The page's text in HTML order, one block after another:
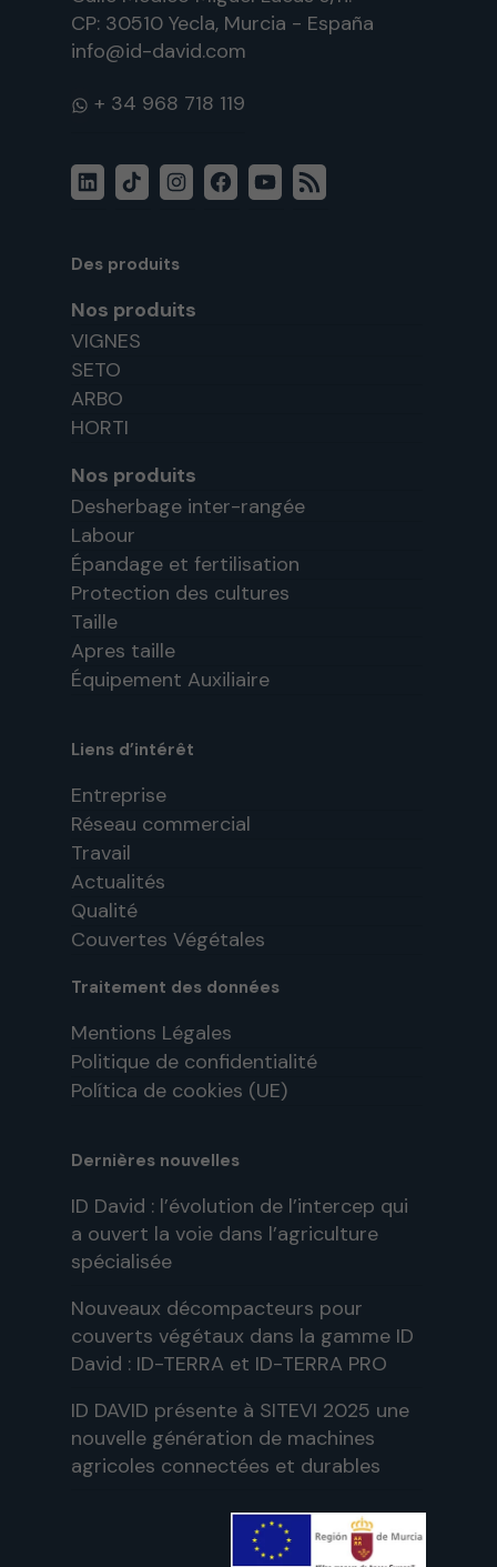
CP: 30510 Yecla, Murcia - España
info@id-david.com
WhatsApp
LinkedInTikTokInstagram
FacebookYouTube
Flux
RSS
Des produits
Nos produits
VIGNES
SETO
ARBO
HORTI
Nos produits
Desherbage inter-rangée
Labour
Épandage et fertilisation
Protection des cultures
Taille
Apres taille
Équipement Auxiliaire
Liens d’intérêt
Entreprise
Réseau commercial
Travail
Actualités
Qualité
Couvertes Végétales
Traitement des données
Mentions Légales
Politique de confidentialité
Política de cookies (UE)
Dernières nouvelles
ID David : l’évolution de l’intercep qui
a ouvert la voie dans l’agriculture
spécialisée
Nouveaux décompacteurs pour
couverts végétaux dans la gamme ID
David : ID-TERRA et ID-TERRA PRO
ID DAVID présente à SITEVI 2025 une
nouvelle génération de machines
agricoles connectées et durables